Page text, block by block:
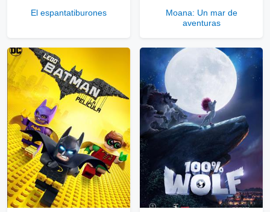
El espantatiburones
Moana: Un mar de
aventuras